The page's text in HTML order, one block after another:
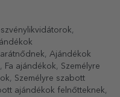
Ajándékok
Fa ajándékok
Személyre
Személyre szabott
ajándékok felnőtteknek